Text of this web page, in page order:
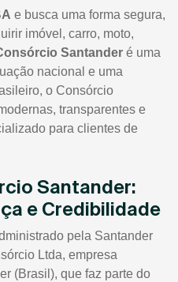
e busca uma forma segura,
imóvel, carro, moto,
Santander é uma
nacional e uma
o Consórcio
transparentes e
para clientes de
Santander:
e Credibilidade
pela Santander
Ltda, empresa
(Brasil), que faz parte do